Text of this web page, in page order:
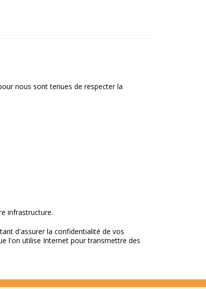
nous sont tenues de respecter la
infrastructure.
d'assurer la confidentialité de vos
l'on utilise Internet pour transmettre des